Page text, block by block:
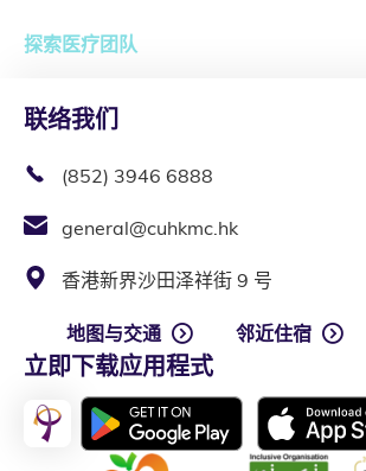
探索医疗团队
联络我们
(852) 3946 6888
general@cuhkmc.hk
香港新界沙田泽祥街 9 号
地图与交通 邻近住宿
立即下载应用程式